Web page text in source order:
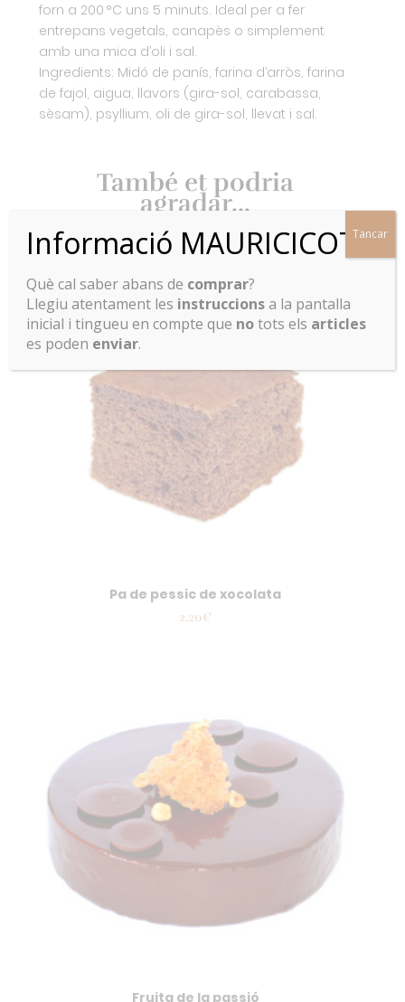
forn a 200 °C uns 5 minuts. Ideal per a fer
entrepans vegetals, canapès o simplement
amb una mica d’oli i sal.
Ingredients: Midó de panís, farina d’arròs, farina
de fajol, aigua, llavors (gira-sol, carabassa,
sèsam), psyllium, oli de gira-sol, llevat i sal.
També et podria
agradar...
Pa de pessic de xocolata
2.20€
Fruita de la passió
Informació MAURICICOT
Què cal saber abans de comprar?
Llegiu atentament les instruccionsa la pantalla
inicial i tingueu en compte que notots els articles
es poden enviar.
Tancar